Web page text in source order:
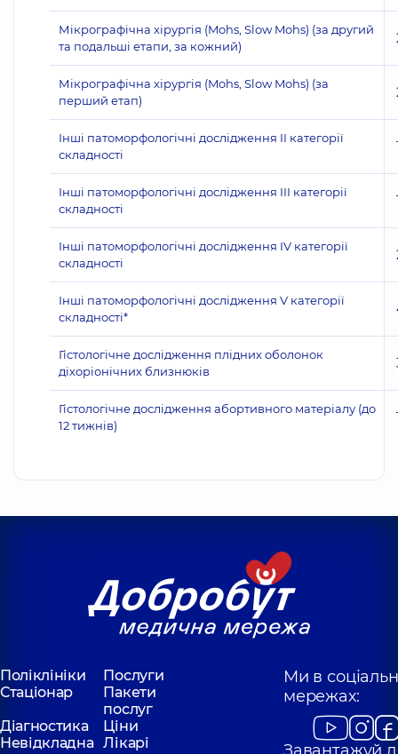
Мікрографічна хірургія (Mohs, Slow Mohs) (за другий
та подальші етапи, за кожний)
Мікрографічна хірургія (Mohs, Slow Mohs) (за
перший етап)
Інші патоморфологічні дослідження II категорії
складності
Інші патоморфологічні дослідження III категорії
складності
Інші патоморфологічні дослідження IV категорії
складності
Інші патоморфологічні дослідження V категорії
складності*
Гістологічне дослідження плідних оболонок
діхоріонічних близнюків
Гістологічне дослідження абортивного матеріалу (до
12 тижнів)
Поліклініки
Послуги
Стаціонар
Пакети
послуг
Діагностика
Ціни
Невідкладна Лікарі
Ми в
мережах: